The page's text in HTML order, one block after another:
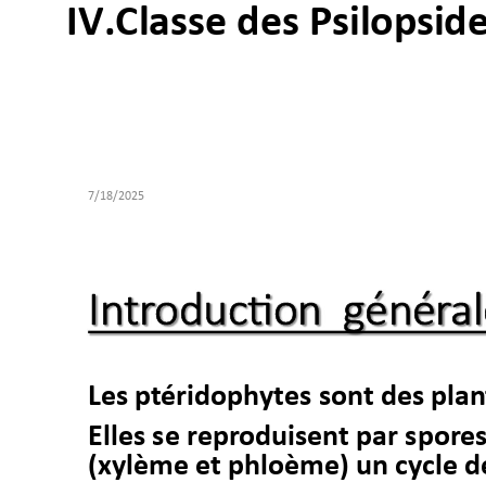
IV.Classe des Psilop
7/18/
Introduction général
Les ptéridophytes sont des plan
Elles se reproduisent par spor
(xylème et phloème) un cycle